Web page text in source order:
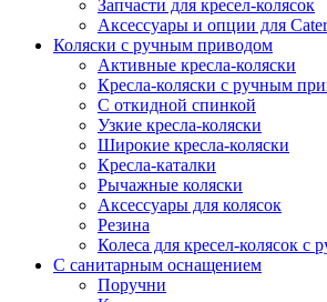
Запчасти для кресел-колясок
Аксессуары и опции для
Коляски с ручным приводом
Активные кресла-коляски
Кресла-коляски с ручным
С откидной спинкой
Узкие кресла-коляски
Широкие кресла-коляски
Кресла-каталки
Рычажные коляски
Аксессуары для колясок
Резина
Колеса для кресел-колясок с
С санитарным оснащением
Поручни